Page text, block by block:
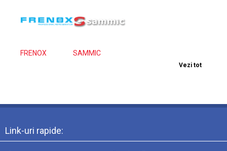
FRENOX SAMMIC
Vezi tot
Link-uri rapide: